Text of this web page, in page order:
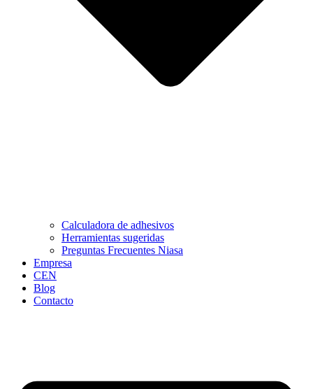
Calculadora de adhesivos
Herramientas sugeridas
Preguntas Frecuentes Niasa
Empresa
CEN
Blog
Contacto